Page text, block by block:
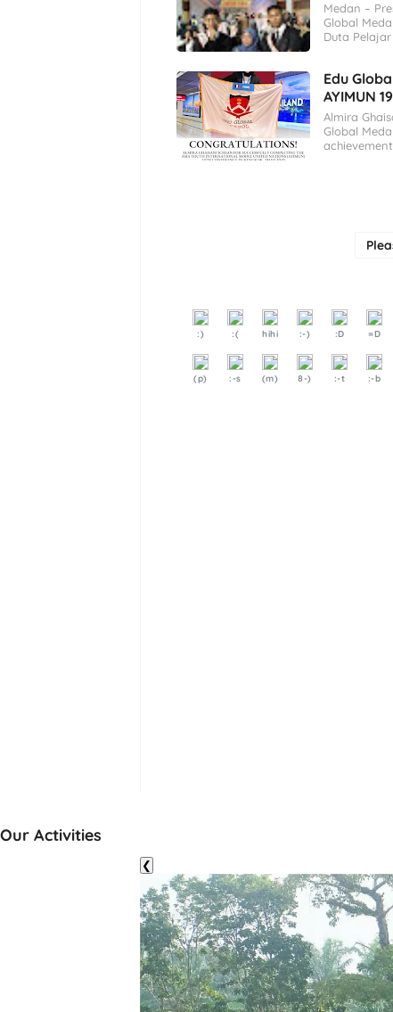
Medan –
Global
Duta
Edu
AYIMUN
Almira
Global
:) :( hihi :-) :D =D
(p) :-s (m) 8-) :-t :-b
Our Activities
❮